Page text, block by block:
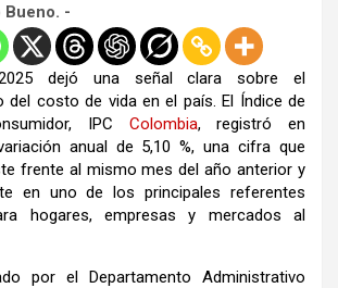
Bueno. -
dejó una señal clara sobre el
del costo de vida en el país. El Índice de
IPC Colombia, registró en
anual de 5,10 %, una cifra que
frente al mismo mes del año anterior y
en uno de los principales referentes
hogares, empresas y mercados al
por el Departamento Administrativo